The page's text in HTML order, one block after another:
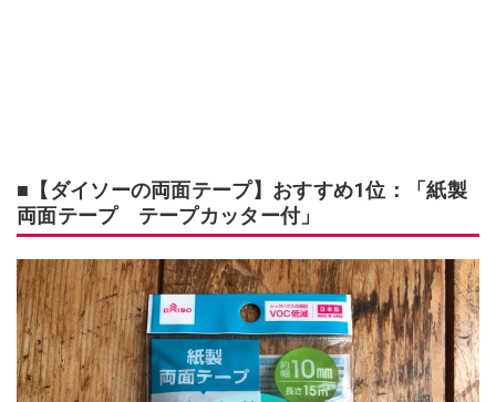
■【ダイソーの両面テープ】おすすめ1位：「紙製
両面テープ テープカッター付」